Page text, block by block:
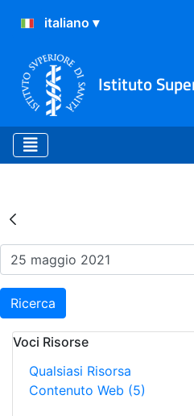
Istituto
Risultati della
Ricerca
Voci Risorse
Qualsiasi Risorsa
Contenuto Web (5)